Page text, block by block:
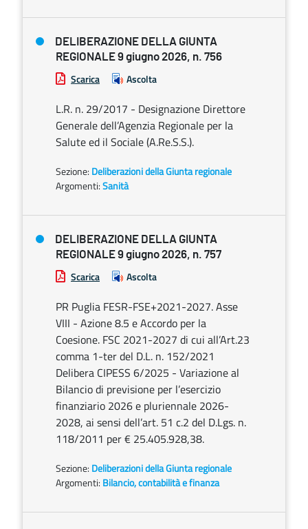
DELIBERAZIONE DELLA GIUNTA
REGIONALE 9 giugno 2026, n. 756
Scarica Ascolta
L.R. n. 29/2017 - Designazione Direttore
Generale dell’Agenzia Regionale per la
Salute ed il Sociale (A.Re.S.S.).
Sezione: Deliberazioni della Giunta regionale
Argomenti:Sanità
DELIBERAZIONE DELLA GIUNTA
REGIONALE 9 giugno 2026, n. 757
Scarica Ascolta
PR Puglia FESR-FSE+2021-2027. Asse
VIII - Azione 8.5 e Accordo per la
Coesione. FSC 2021-2027 di cui all’Art.23
comma 1-ter del D.L. n. 152/2021
Delibera CIPESS 6/2025 - Variazione al
Bilancio di previsione per l’esercizio
finanziario 2026 e pluriennale 2026-
2028, ai sensi dell’art. 51 c.2 del D.Lgs. n.
118/2011 per € 25.405.928,38.
Sezione: Deliberazioni della Giunta regionale
Argomenti: Bilancio, contabilità e finanza